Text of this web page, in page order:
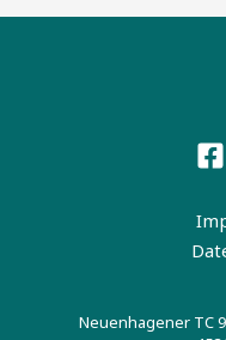
Neuenhagener TC